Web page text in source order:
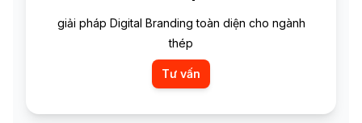
giải pháp Digital Branding toàn diện cho ngành
thép
Tư vấn